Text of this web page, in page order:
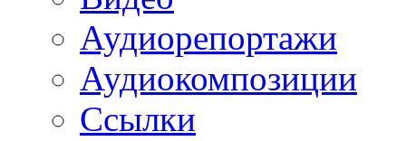
Аудиорепортажи
Аудиокомпозиции
Ссылки